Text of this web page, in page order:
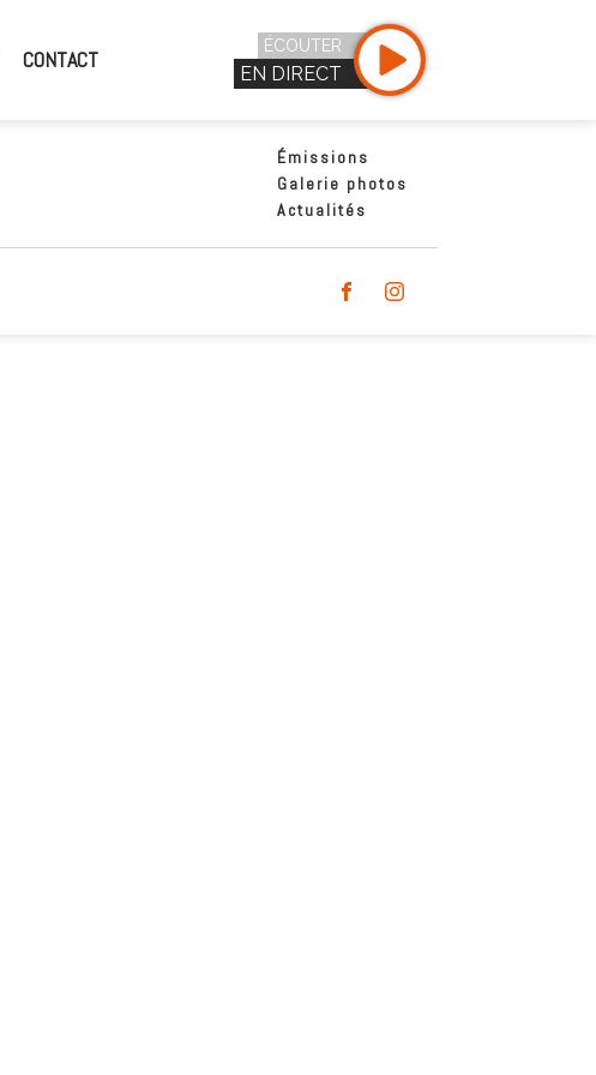
CONTACT
ÉCOUTER
EN DIRECT
Émissions
Galerie photos
Actualités